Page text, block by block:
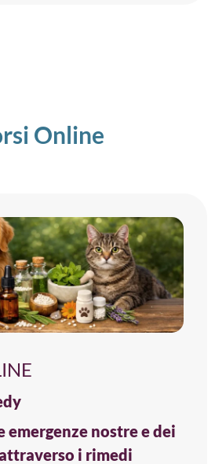
Online
emergenze nostre e dei
i rimedi